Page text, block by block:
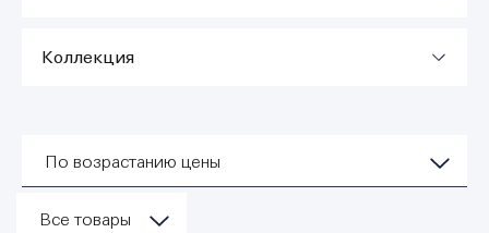
По возрастанию цены
Все товары
Коллекция